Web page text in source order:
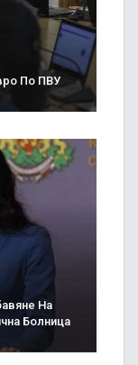
По ПВУ
На
Болница